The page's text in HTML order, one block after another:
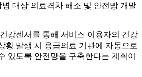
병 대상 의료격차 해소 및 안전망 개발
강센서를 통해 서비스 이용자의 건강
황 발생 시 응급의료 기관에 자동으로
있도록 안전망을 구축한다는 계획이